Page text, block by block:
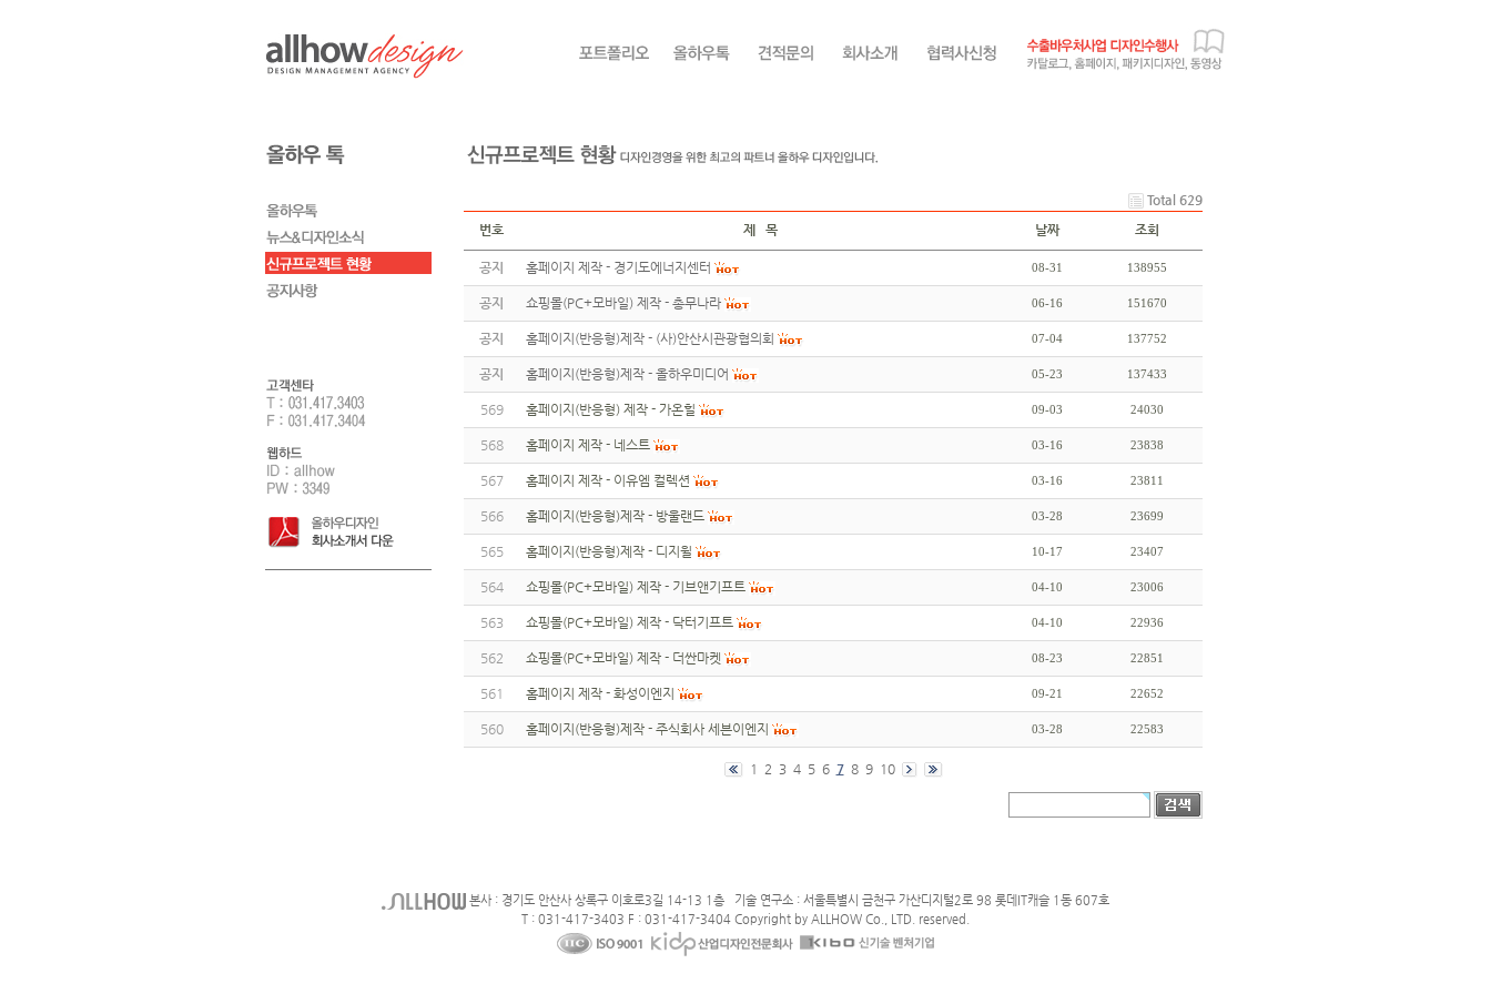
Total 629
번호
제 목 날짜 조회
공지 홈페이지 제작 - 경기도에너지센터 08-31 138955
공지 쇼핑몰(PC+모바일) 제작 - 총무나라 06-16 151670
공지 홈페이지(반응형)제작 - (사)안산시관광협의회 07-04 137752
공지 홈페이지(반응형)제작 - 올하우미디어 05-23 137433
569 홈페이지(반응형) 제작 - 가온힐 09-03 24030
568 홈페이지 제작 - 네스트 03-16 23838
567 홈페이지 제작 - 이유엠 컬렉션 03-16 23811
566 홈페이지(반응형)제작 - 방울랜드 03-28 23699
565 홈페이지(반응형)제작 - 디지윌 10-17 23407
564 쇼핑몰(PC+모바일) 제작 - 기브앤기프트 04-10 23006
563 쇼핑몰(PC+모바일) 제작 - 닥터기프트 04-10 22936
562 쇼핑몰(PC+모바일) 제작 - 더싼마켓 08-23 22851
561 홈페이지 제작 - 화성이엔지 09-21 22652
560 홈페이지(반응형)제작 - 주식회사 세븐이엔지 03-28 22583
1 2 3 4 5 6 7 8 9 10
본사 : 경기도 안산사 상록구 이호로3길 14-13 1층 기술 연구소 : 서울특별시 금천구 가산디지털2로 98 롯데IT캐슬 1동 607호
T : 031-417-3403 F : 031-417-3404 Copyright by ALLHOW Co., LTD. reserved.